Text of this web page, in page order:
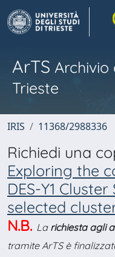
ArTS Archivio
Trieste
IRIS 11368/2988336
Richiedi una
Exploring the
DES-Y1
selected
N.B. La richiesta agli
tramite ArTS è